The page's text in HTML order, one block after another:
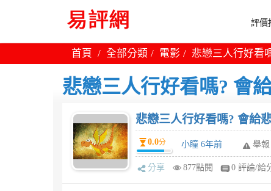
評
首頁 全部分類 電影 悲戀三人行好看
悲戀三人行好看嗎? 會
悲戀三人行好看嗎? 會給
0.0分 小瞳 6年前 舉報
分享 877點閱 0 評論/給